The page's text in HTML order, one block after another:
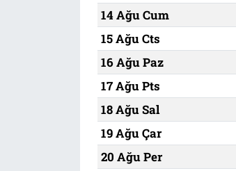
14 Ağu Cum
15 Ağu Cts
16 Ağu Paz
17 Ağu Pts
18 Ağu Sal
19 Ağu Çar
20 Ağu Per